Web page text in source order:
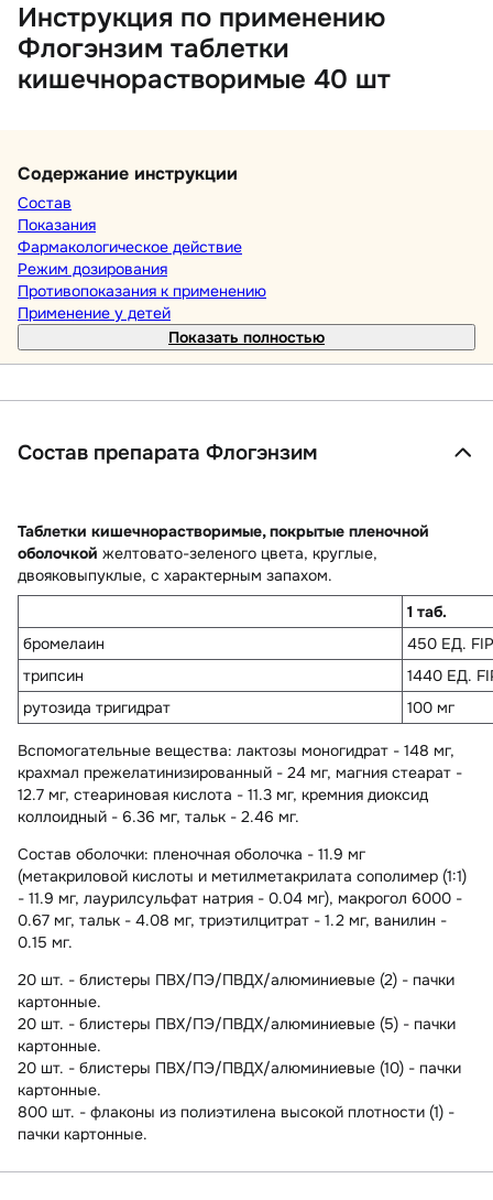
Инструкция по применению
Флогэнзим таблетки
кишечнорастворимые 40 шт
Содержание инструкции
Состав
Показания
Фармакологическое действие
Режим дозирования
Противопоказания к применению
Применение у детей
Показать полностью
Состав препарата Флогэнзим
Таблетки кишечнорастворимые, покрытые пленочной
оболочкой желтовато-зеленого цвета, круглые,
двояковыпуклые, с характерным запахом.
1 таб.
бромелаин
450 ЕД.
трипсин
1440 ЕД.
рутозида тригидрат
100 мг
Вспомогательные вещества: лактозы моногидрат - 148 мг,
крахмал прежелатинизированный - 24 мг, магния стеарат -
12.7 мг, стеариновая кислота - 11.3 мг, кремния диоксид
коллоидный - 6.36 мг, тальк - 2.46 мг.
Состав оболочки: пленочная оболочка - 11.9 мг
(метакриловой кислоты и метилметакрилата сополимер (1:1)
- 11.9 мг, лаурилсульфат натрия - 0.04 мг), макрогол 6000 -
0.67 мг, тальк - 4.08 мг, триэтилцитрат - 1.2 мг, ванилин -
0.15 мг.
20 шт. - блистеры ПВХ/ПЭ/ПВДХ/алюминиевые (2) - пачки
картонные.
20 шт. - блистеры ПВХ/ПЭ/ПВДХ/алюминиевые (5) - пачки
картонные.
20 шт. - блистеры ПВХ/ПЭ/ПВДХ/алюминиевые (10) - пачки
картонные.
800 шт. - флаконы из полиэтилена высокой плотности (1) -
пачки картонные.